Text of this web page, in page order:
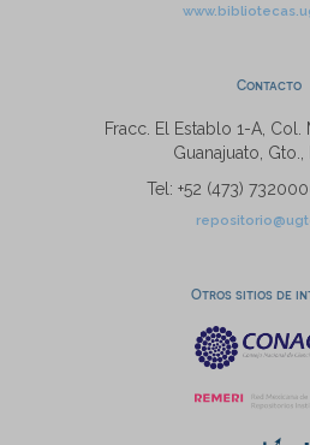
Contacto
Fracc. El Establo 1-A, Col.
Guanajuato,
Tel: +52 (473)
Otros sitios de